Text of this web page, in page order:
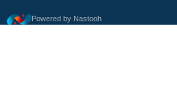
Powered by Nastooh